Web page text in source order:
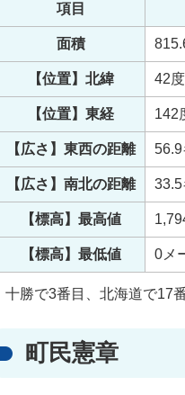
項目
面積
【位置】北緯 42
【位置】東経 142
【広さ】東西の距離
【広さ】南北の距離
【標高】最高値
【標高】最低値 0メ
十勝で3番目、北海道で17
町民憲章